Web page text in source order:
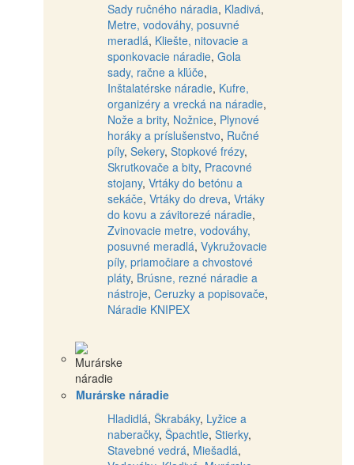
Sady ručného náradia, Kladivá,
Metre, vodováhy, posuvné
meradlá, Kliešte, nitovacie a
sponkovacie náradie, Gola
sady, račne a kľúče,
Inštalatérske náradie, Kufre,
organizéry a vrecká na náradie,
Nože a brity, Nožnice, Plynové
horáky a príslušenstvo, Ručné
píly, Sekery, Stopkové frézy,
Skrutkovače a bity, Pracovné
stojany, Vrtáky do betónu a
sekáče, Vrtáky do dreva, Vrtáky
do kovu a závitorezé náradie,
Zvinovacie metre, vodováhy,
posuvné meradlá, Vykružovacie
píly, priamočiare a chvostové
pláty, Brúsne, rezné náradie a
nástroje, Ceruzky a popisovače,
Náradie KNIPEX
Murárske náradie
Hladidlá, Škrabáky, Lyžice a
naberačky, Špachtle, Stierky,
Stavebné vedrá, Miešadlá,